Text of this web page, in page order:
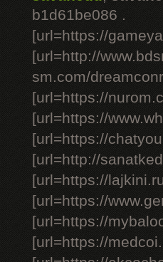
b1d61be086 .
[url=https://
[url=http://
sm.com/
[url=https://
[url=https://
[url=https://
[url=http://
[url=https://
[url=https://
[url=https://
[url=https://